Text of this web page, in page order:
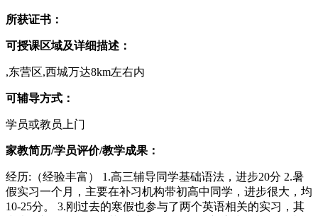
所获证书：
可授课区域及详细描述：
,东营区,西城万达8km左右内
可辅导方式：
学员或教员上门
家教简历/学员评价/教学成果：
经历:（经验丰富） 1.高三辅导同学基础语法，进步20分 2.暑
假实习一个月，主要在补习机构带初高中同学，进步很大，均
10-25分。 3.刚过去的寒假也参与了两个英语相关的实习，其